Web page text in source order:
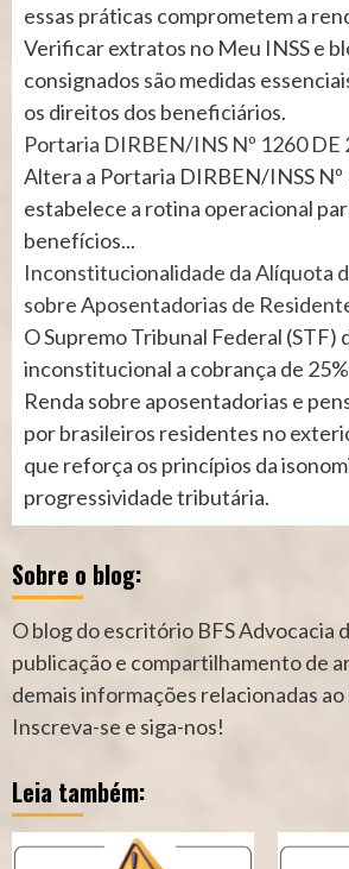
essas práticas comprometem a
Verificar extratos no Meu INSS e
consignados são medidas
os direitos dos beneficiários.
Portaria DIRBEN/INS Nº 1260
Altera a Portaria DIRBEN/INSS
estabelece a rotina operacional
benefícios...
Inconstitucionalidade da Alíquota
sobre Aposentadorias de
O Supremo Tribunal Federal (STF)
inconstitucional a cobrança de
Renda sobre aposentadorias e
por brasileiros residentes no
que reforça os princípios da
progressividade tributária.
Sobre o blog:
O blog do escritório BFS Advocacia
publicação e compartilhamento de
demais informações relacionadas
Inscreva-se e siga-nos!
Leia também: